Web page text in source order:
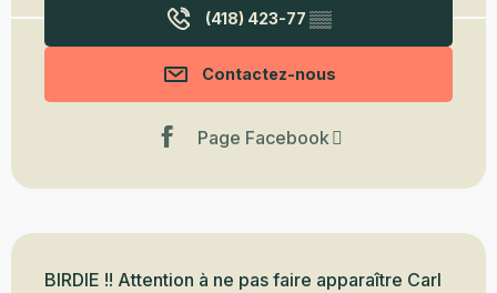
(418) 423-77 ▒▒
Contactez-nous
Page Facebook
Description
BIRDIE !! Attention à ne pas faire apparaître Carl